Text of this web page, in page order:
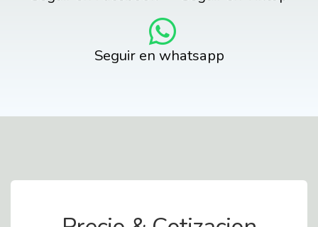
Seguir en whatsapp